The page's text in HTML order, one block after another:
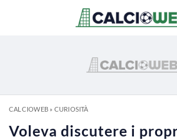
CALCIOWEB» CURIOSITÀ
Voleva discutere i